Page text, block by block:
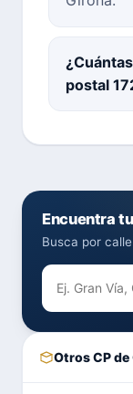
postal
Encuentra
Busca por
Otros CP de